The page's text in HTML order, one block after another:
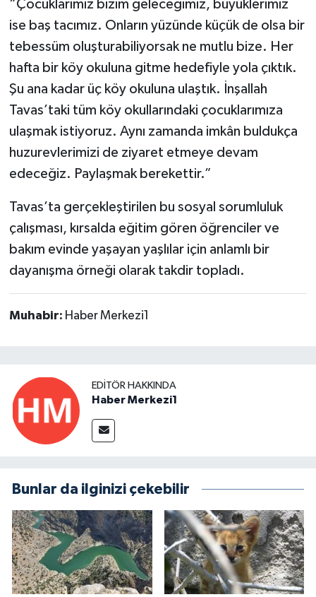
“Çocuklarımız bizim geleceğimiz, büyüklerimiz
ise baş tacımız. Onların yüzünde küçük de olsa bir
tebessüm oluşturabiliyorsak ne mutlu bize. Her
hafta bir köy okuluna gitme hedefiyle yola çıktık.
Şu ana kadar üç köy okuluna ulaştık. İnşallah
Tavas’taki tüm köy okullarındaki çocuklarımıza
ulaşmak istiyoruz. Aynı zamanda imkân buldukça
huzurevlerimizi de ziyaret etmeye devam
edeceğiz. Paylaşmak berekettir.”
Tavas’ta gerçekleştirilen bu sosyal sorumluluk
çalışması, kırsalda eğitim gören öğrenciler ve
bakım evinde yaşayan yaşlılar için anlamlı bir
dayanışma örneği olarak takdir topladı.
Muhabir: Haber Merkezi1
EDITÖR HAKKINDA
Haber Merkezi1
Bunlar da ilginizi çekebilir